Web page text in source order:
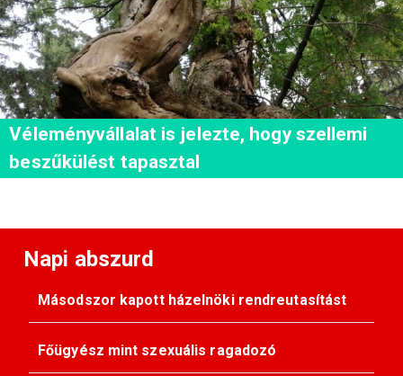
Véleményvállalat is jelezte, hogy szellemi
beszűkülést tapasztal
Napi abszurd
Másodszor kapott házelnöki rendreutasítást
Főügyész mint szexuális ragadozó